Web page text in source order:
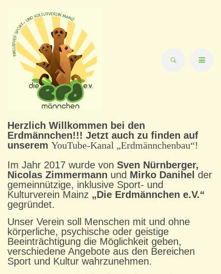
Herzlich Willkommen bei den
Erdmännchen!!! Jetzt auch zu finden auf
unserem YouTube-Kanal „Erdmännchenbau“!
Im Jahr 2017 wurde von Sven Nürnberger,
Nicolas Zimmermann und Mirko Danihel der
gemeinnützige, inklusive Sport- und
Kulturverein Mainz „Die Erdmännchen e.V.“
gegründet.
Unser Verein soll Menschen mit und ohne
körperliche, psychische oder geistige
Beeinträchtigung die Möglichkeit geben,
verschiedene Angebote aus den Bereichen
Sport und Kultur wahrzunehmen.